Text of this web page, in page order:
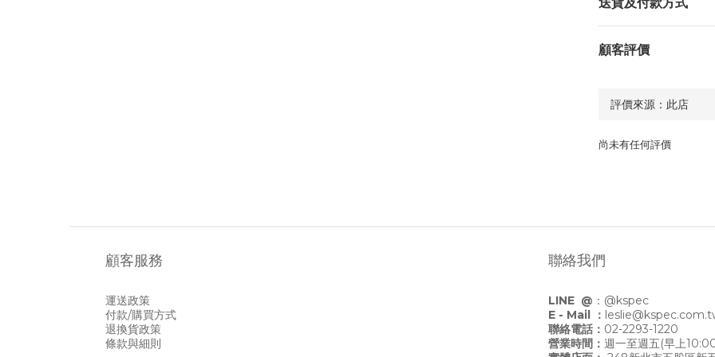
顧客評價
尚未有任何評價
顧客服務
運送政策
付款/購買方式
退換貨政策
條款與細則
聯絡我們
LINE @ ： @kspec
E - Mail ：
聯絡電話： 02-2293-1220
營業時間： 週一至週五(早上